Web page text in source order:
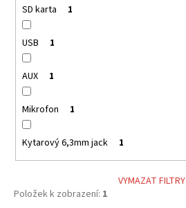
SD karta 1
USB 1
AUX 1
Mikrofon 1
Kytarový 6,3mm jack 1
VYMAZAT FILTRY
Položek k zobrazení: 1